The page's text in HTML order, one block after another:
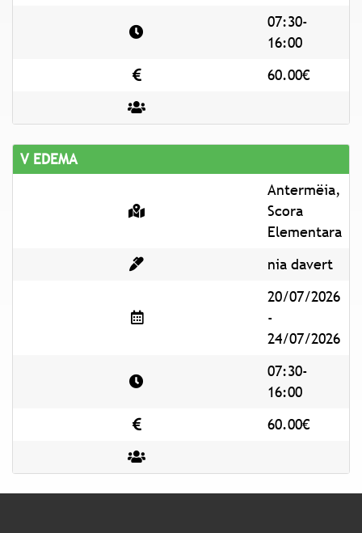
07:30-
16:00
60.00€
V EDEMA
Antermëia,
Scora
Elementara
nia davert
20/07/2026
-
24/07/2026
07:30-
16:00
60.00€